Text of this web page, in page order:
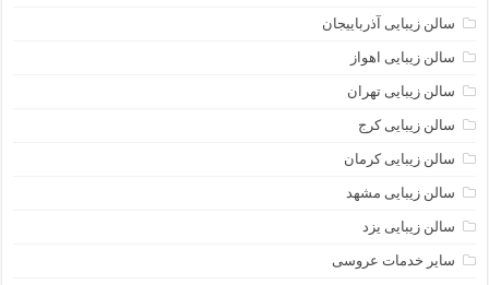
سالن زیبایی آذرباییجان
سالن زیبایی اهواز
سالن زیبایی تهران
سالن زیبایی کرج
سالن زیبایی کرمان
سالن زیبایی مشهد
سالن زیبایی یزد
سایر خدمات عروسی